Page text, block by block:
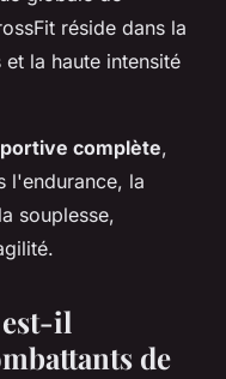
réside dans la
la haute intensité
complète,
l'endurance, la
souplesse,
il
de